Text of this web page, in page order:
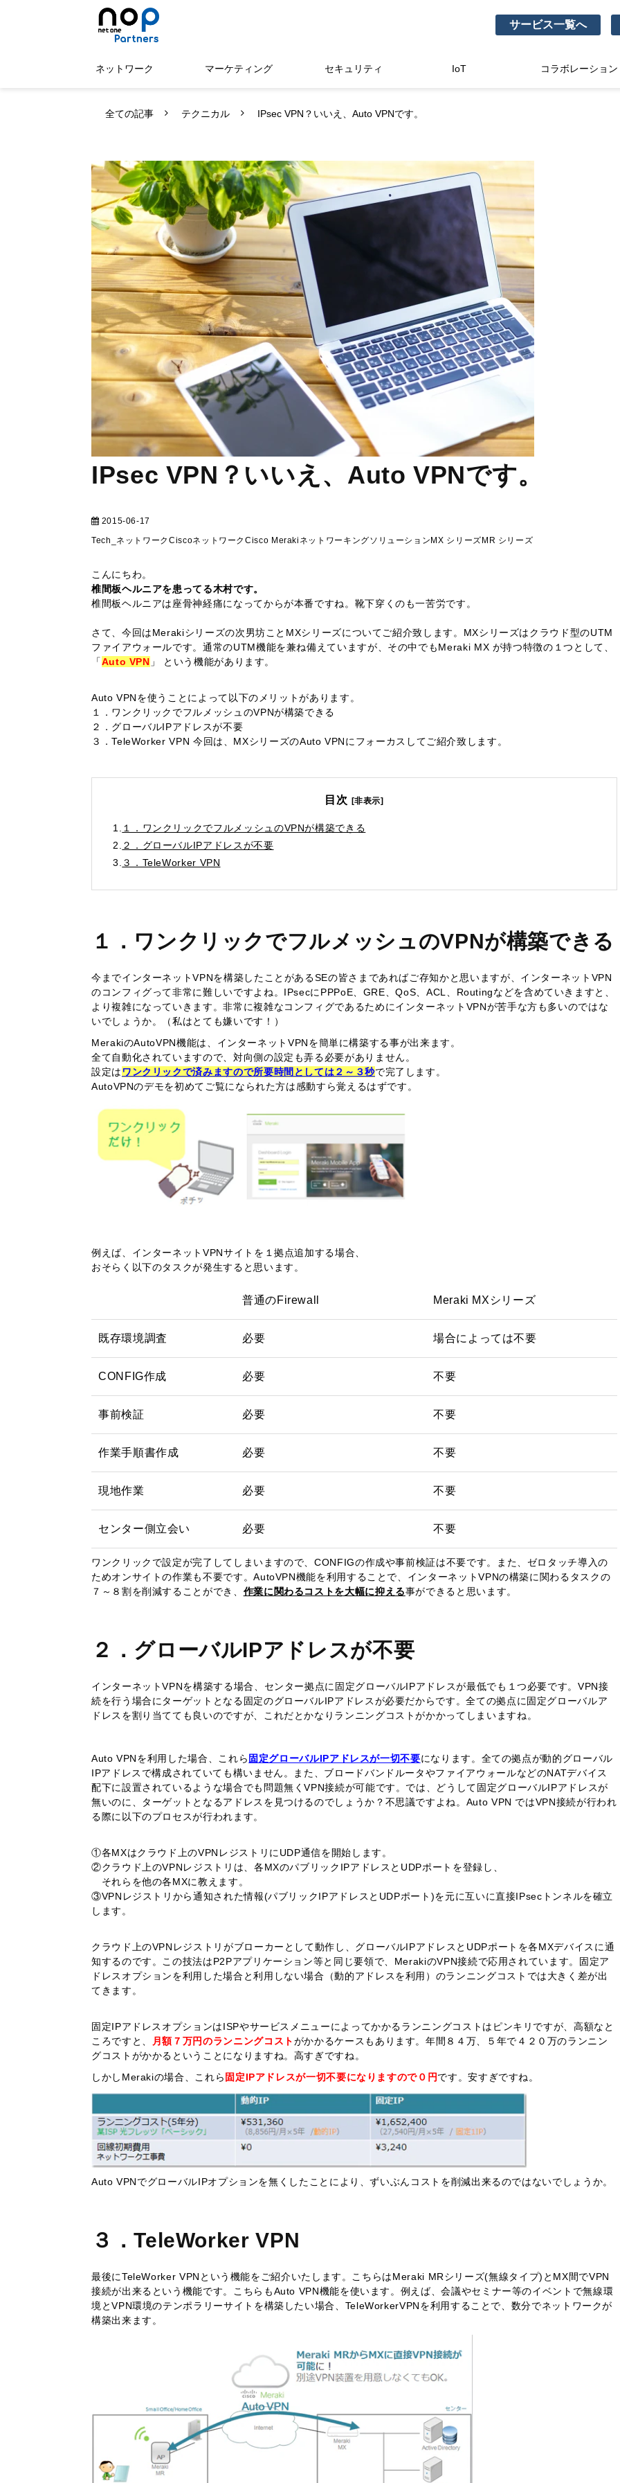
サービス一覧へ
ネットワーク マーケティング セキュリティ IoT コラボレーション
全ての記事 テクニカル IPsec VPN？いいえ、Auto VPNです。
IPsec VPN？いいえ、Auto VPNです。
2015-06-17
Tech_ネットワークCiscoネットワークCisco Meraki ネットワーキングソリューション MX シリーズ MR シリーズ
こんにちわ。
椎間板ヘルニアを患ってる木村です。
椎間板ヘルニアは座骨神経痛になってからが本番ですね。靴下穿くのも一苦労です。
さて、今回はMerakiシリーズの次男坊ことMXシリーズについてご紹介致します。MXシリーズはクラウド型のUTM
ファイアウォールです。通常のUTM機能を兼ね備えていますが、その中でもMeraki MX が持つ特徴の１つとして、
「Auto VPN 」 という機能があります。
Auto VPNを使うことによって以下のメリットがあります。
１．ワンクリックでフルメッシュのVPNが構築できる
２．グローバルIPアドレスが不要
３．TeleWorker VPN 今回は、MXシリーズのAuto VPNにフォーカスしてご紹介致します。
目次 [非表示]
1.
１．ワンクリックでフルメッシュのVPNが構築できる
2. ２．グローバルIPアドレスが不要
3. ３．TeleWorker VPN
１．ワンクリックでフルメッシュのVPNが構築できる
今までインターネットVPNを構築したことがあるSEの皆さまであればご存知かと思いますが、インターネットVPN
のコンフィグって非常に難しいですよね。IPsecにPPPoE、GRE、QoS、ACL、Routingなどを含めていきますと、
より複雑になっていきます。非常に複雑なコンフィグであるためにインターネットVPNが苦手な方も多いのではな
いでしょうか。（私はとても嫌いです！）
MerakiのAutoVPN機能は、インターネットVPNを簡単に構築する事が出来ます。
全て自動化されていますので、対向側の設定も弄る必要がありません。
設定はワンクリックで済みますので所要時間としては２～３秒で完了します。
AutoVPNのデモを初めてご覧になられた方は感動すら覚えるはずです。
例えば、インターネットVPNサイトを１拠点追加する場合、
おそらく以下のタスクが発生すると思います。
普通のFirewall Meraki MXシリーズ
既存環境調査 必要 場合によっては不要
CONFIG作成 必要 不要
事前検証 必要 不要
作業手順書作成 必要 不要
現地作業 必要 不要
センター側立会い 必要 不要
ワンクリックで設定が完了してしまいますので、CONFIGの作成や事前検証は不要です。また、ゼロタッチ導入の
ためオンサイトの作業も不要です。AutoVPN機能を利用することで、インターネットVPNの構築に関わるタスクの
７～８割を削減することができ、 作業に関わるコストを大幅に抑える事ができると思います。
２．グローバルIPアドレスが不要
インターネットVPNを構築する場合、センター拠点に固定グローバルIPアドレスが最低でも１つ必要です。VPN接
続を行う場合にターゲットとなる固定のグローバルIPアドレスが必要だからです。全ての拠点に固定グローバルア
ドレスを割り当てても良いのですが、これだとかなりランニングコストがかかってしまいますね。
Auto VPNを利用した場合、これら 固定グローバルIPアドレスが一切不要になります。全ての拠点が動的グローバル
IPアドレスで構成されていても構いません。また、ブロードバンドルータやファイアウォールなどのNATデバイス
配下に設置されているような場合でも問題無くVPN接続が可能です。では、どうして固定グローバルIPアドレスが
無いのに、ターゲットとなるアドレスを見つけるのでしょうか？不思議ですよね。Auto VPN ではVPN接続が行われ
る際に以下のプロセスが行われます。
①各MXはクラウド上のVPNレジストリにUDP通信を開始します。
②クラウド上のVPNレジストリは、各MXのパブリックIPアドレスとUDPポートを登録し、
それらを他の各MXに教えます。
③VPNレジストリから通知された情報(パブリックIPアドレスとUDPポート)を元に互いに直接IPsecトンネルを確立
します。
クラウド上のVPNレジストリがブローカーとして動作し、グローバルIPアドレスとUDPポートを各MXデバイスに通
知するのです。この技法はP2Pアプリケーション等と同じ要領で、MerakiのVPN接続で応用されています。固定ア
ドレスオプションを利用した場合と利用しない場合（動的アドレスを利用）のランニングコストでは大きく差が出
てきます。
固定IPアドレスオプションはISPやサービスメニューによってかかるランニングコストはピンキリですが、高額なと
ころですと、
月額７万円のランニングコストがかかるケースもあります。年間８４万、５年で４２０万のランニン
グコストがかかるということになりますね。高すぎですね。
しかしMerakiの場合、これら 固定IPアドレスが一切不要になりますので０円です。安すぎですね。
Auto VPNでグローバルIPオプションを無くしたことにより、ずいぶんコストを削減出来るのではないでしょうか。
３．TeleWorker VPN
最後にTeleWorker VPNという機能をご紹介いたします。こちらはMeraki MRシリーズ(無線タイプ)とMX間でVPN
接続が出来るという機能です。こちらもAuto VPN機能を使います。例えば、会議やセミナー等のイベントで無線環
境とVPN環境のテンポラリーサイトを構築したい場合、TeleWorkerVPNを利用することで、数分でネットワークが
構築出来ます。